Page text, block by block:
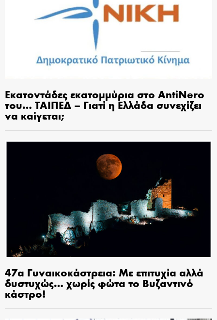
Εκατοντάδες εκατομμύρια στο AntiNero
του… ΤΑΙΠΕΔ – Γιατί η Ελλάδα συνεχίζει
να καίγεται;
47α Γυναικοκάστρεια: Με επιτυχία αλλά
δυστυχώς… χωρίς φώτα το Βυζαντινό
κάστρο!